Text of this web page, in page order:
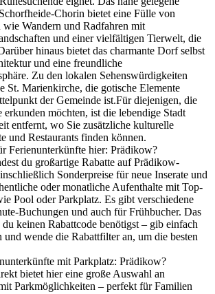
Chorin bietet eine Fülle von
Wandern und Radfahren mit
und einer vielfältigen Tierwelt, die
hinaus bietet das charmante Dorf selbst
und eine freundliche
Zu den lokalen Sehenswürdigkeiten
St. Marienkirche, die gotische Elemente
der Gemeinde ist.Für diejenigen, die
erkunden möchten, ist die lebendige Stadt
entfernt, wo Sie zusätzliche kulturelle
und Restaurants finden können.
Ferienunterkünfte hier: Prädikow?
du großartige Rabatte auf Prädikow-
Sonderpreise für neue Inserate und
oder monatliche Aufenthalte mit Top-
Pool oder Parkplatz. Es gibt verschiedene
Buchungen und auch für Frühbucher. Das
du keinen Rabattcode benötigst – gib einfach
und wende die Rabattfilter an, um die besten
mit Parkplatz: Prädikow?
bietet hier eine große Auswahl an
Parkmöglichkeiten – perfekt für Familien